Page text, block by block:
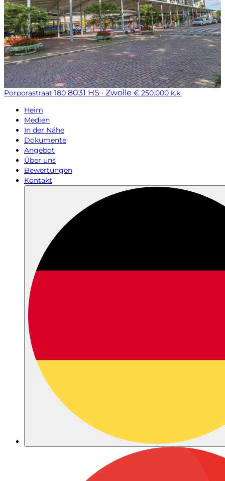
Porporastraat 180 8031 HS · Zwolle € 250.000 k.k.
Heim
Medien
In der Nähe
Dokumente
Angebot
Über uns
Bewertungen
Kontakt